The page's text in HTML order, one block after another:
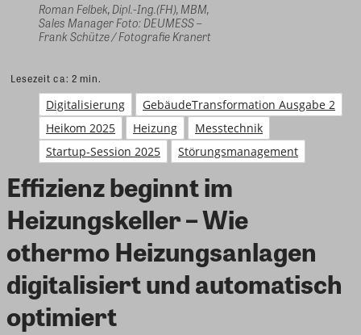
Roman Felbek, Dipl.-Ing.(FH), MBM,
Sales Manager Foto: DEUMESS –
Frank Schütze / Fotografie Kranert
Lesezeit ca: 2 min.
Digitalisierung
GebäudeTransformation Ausgabe 2
Heikom 2025
Heizung
Messtechnik
Startup-Session 2025
Störungsmanagement
Effizienz beginnt im
Heizungskeller – Wie
othermo Heizungsanlagen
digitalisiert und automatisch
optimiert